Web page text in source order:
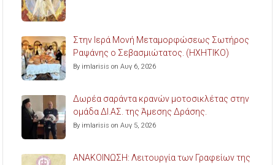
Στην Ιερά Μονή Μεταμορφώσεως Σωτήρος
Ραψάνης ο Σεβασμιώτατος. (ΗΧΗΤΙΚΟ)
By imlarisis on Αυγ 6, 2026
Δωρέα σαράντα κρανών μοτοσικλέτας στην
ομάδα ΔΙ.ΑΣ. της Άμεσης Δράσης.
By imlarisis on Αυγ 5, 2026
ΑΝΑΚΟΙΝΩΣΗ: Λειτουργία των Γραφείων της